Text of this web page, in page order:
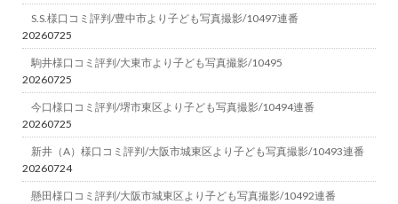
S.S.様口コミ評判/豊中市より子ども写真撮影/10497連番
20260725
駒井様口コミ評判/大東市より子ども写真撮影/10495
20260725
今口様口コミ評判/堺市東区より子ども写真撮影/10494連番
20260725
新井（A）様口コミ評判/大阪市城東区より子ども写真撮影/10493連番
20260724
懸田様口コミ評判/大阪市城東区より子ども写真撮影/10492連番